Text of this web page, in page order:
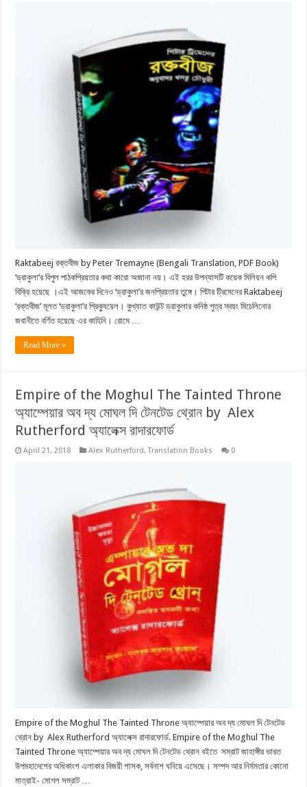
Raktabeej রক্তবীজ by Peter Tremayne (Bengali Translation, PDF Book)
‘ড্রাকুলা’র বিপুল পাঠকপ্রিয়তার কথা কারো অজানা নয়। এই হরর উপন্যাসটি কয়েক মিলিয়ন কপি
বিক্রি হয়েছে ।এই আজকের দিনেও ‘ড্রাকুলা’র জনপ্রিয়তার তুঙ্গে। পিটার ট্রিমেনের Raktabeej
‘রক্তবীজ’ মূলত ‘ড্রাকুলা’র প্রিক্যুয়েল। কুখ্যাত কাউন্ট ড্রাকুলার কনিষ্ঠ পুত্র স্বয়ং মিচেলিনোর
জবানীতে বর্ণিত হয়েছে এর কাহিনি। রোমে …
Read More »
Empire of the Moghul The Tainted Throne
অ্যাম্পেয়ার অব দ্য মোঘল দি টেনটেড থ্রোন by Alex
Rutherford অ্যালেক্স রাদারফোর্ড
April 21, 2018 Alex Rutherford,Translation Books 0
Empire of the Moghul The Tainted Throne অ্যাম্পেয়ার অব দ্য মোঘল দি টেনটেড
থ্রোন by Alex Rutherford অ্যালেক্স রাদারফোর্ড. Empire of the Moghul The
Tainted Throne অ্যাম্পেয়ার অব দ্য মোঘল দি টেনটেড থ্রোন বইতে সম্রাট জাহাঙ্গীর ভারত
উপমহাদেশের অধিকাংশ এলাকার বিজয়ী শাসক, সর্বনাশ ঘনিয়ে এসেছে। সম্পদ আর নির্মমতার কোনাে
মাত্রাই- মােগল সম্রাট …